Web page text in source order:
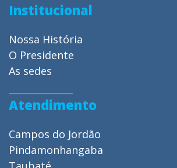
Institucional
Nossa História
O Presidente
As sedes
Atendimento
Campos do Jordão
Pindamonhangaba